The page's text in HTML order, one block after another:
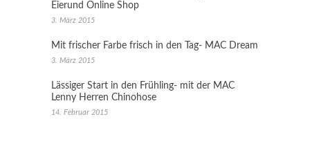
Eierund Online Shop
3. März 2015
Mit frischer Farbe frisch in den Tag- MAC Dream
3. März 2015
Lässiger Start in den Frühling- mit der MAC
Lenny Herren Chinohose
14. Februar 2015